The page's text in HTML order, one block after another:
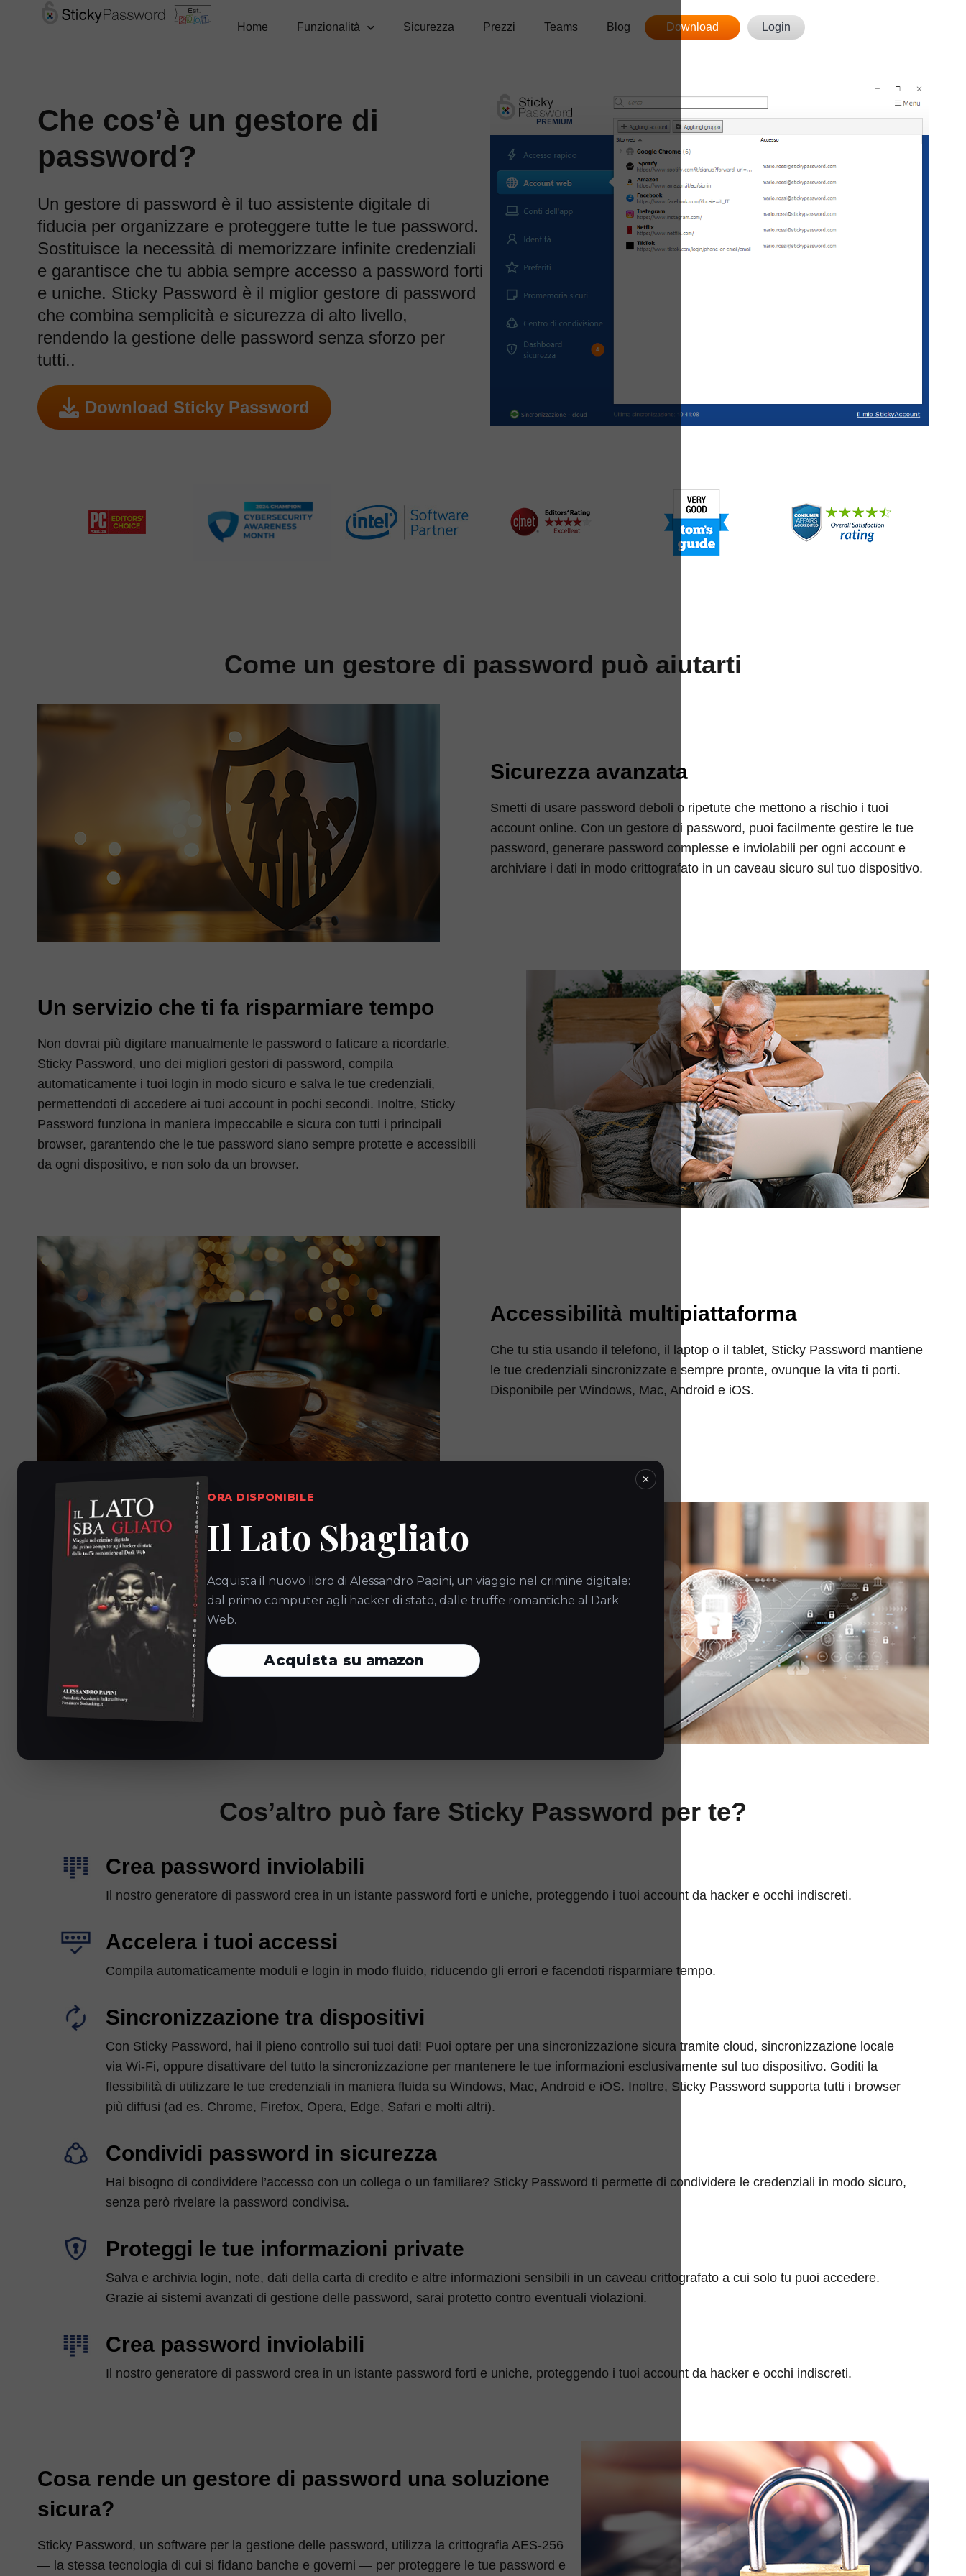
×
ORA DISPONIBILE
Il Lato Sbagliato
Acquista il nuovo libro di Alessandro Papini, un viaggio nel crimine digitale:
dal primo computer agli hacker di stato, dalle truffe romantiche al Dark
Web.
Acquista su amazon
Home Funzionalità Sicurezza Prezzi Teams Blog Download Login
Che cos’è un gestore di
password?
Un gestore di password è il tuo assistente digitale di
fiducia per organizzare e proteggere tutte le tue password.
Sostituisce la necessità di memorizzare infinite credenziali
e garantisce che tu abbia sempre accesso a password forti
e uniche. Sticky Password è il miglior gestore di password
che combina semplicità e sicurezza di alto livello,
rendendo la gestione delle password senza sforzo per
tutti..
Download Sticky Password
Come un gestore di password può aiutarti
Sicurezza avanzata
Smetti di usare password deboli o ripetute che mettono a rischio i tuoi
account online. Con un gestore di password, puoi facilmente gestire le tue
password, generare password complesse e inviolabili per ogni account e
archiviare i dati in modo crittografato in un caveau sicuro sul tuo dispositivo.
Un servizio che ti fa risparmiare tempo
Non dovrai più digitare manualmente le password o faticare a ricordarle.
Sticky Password, uno dei migliori gestori di password, compila
automaticamente i tuoi login in modo sicuro e salva le tue credenziali,
permettendoti di accedere ai tuoi account in pochi secondi. Inoltre, Sticky
Password funziona in maniera impeccabile e sicura con tutti i principali
browser, garantendo che le tue password siano sempre protette e accessibili
da ogni dispositivo, e non solo da un browser.
Accessibilità multipiattaforma
Che tu stia usando il telefono, il laptop o il tablet, Sticky Password mantiene
le tue credenziali sincronizzate e sempre pronte, ovunque la vita ti porti.
Disponibile per Windows, Mac, Android e iOS.
Controllo proattivo
Ottieni il pieno controllo sulle tue password e sulle informazioni sensibili.
Con Sticky Password, saprai esattamente dove sono memorizzati i tuoi dati
e come vengono protetti.
Cos’altro può fare Sticky Password per te?
Crea password inviolabili
Il nostro generatore di password crea in un istante password forti e uniche, proteggendo i tuoi account da hacker e occhi indiscreti.
Accelera i tuoi accessi
Compila automaticamente moduli e login in modo fluido, riducendo gli errori e facendoti risparmiare tempo.
Sincronizzazione tra dispositivi
Con Sticky Password, hai il pieno controllo sui tuoi dati! Puoi optare per una sincronizzazione sicura tramite cloud, sincronizzazione locale
via Wi-Fi, oppure disattivare del tutto la sincronizzazione per mantenere le tue informazioni esclusivamente sul tuo dispositivo. Goditi la
flessibilità di utilizzare le tue credenziali in maniera fluida su Windows, Mac, Android e iOS. Inoltre, Sticky Password supporta tutti i browser
più diffusi (ad es. Chrome, Firefox, Opera, Edge, Safari e molti altri).
Condividi password in sicurezza
Hai bisogno di condividere l’accesso con un collega o un familiare? Sticky Password ti permette di condividere le credenziali in modo sicuro,
senza però rivelare la password condivisa.
Proteggi le tue informazioni private
Salva e archivia login, note, dati della carta di credito e altre informazioni sensibili in un caveau crittografato a cui solo tu puoi accedere.
Grazie ai sistemi avanzati di gestione delle password, sarai protetto contro eventuali violazioni.
Crea password inviolabili
Il nostro generatore di password crea in un istante password forti e uniche, proteggendo i tuoi account da hacker e occhi indiscreti.
Cosa rende un gestore di password una soluzione
sicura?
Sticky Password, un software per la gestione delle password, utilizza la crittografia AES-256
— la stessa tecnologia di cui si fidano banche e governi — per proteggere le tue password e